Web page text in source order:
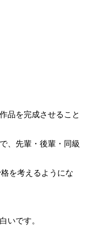
品を完成させること
、先輩・後輩・同級
を考えるようにな
いです。